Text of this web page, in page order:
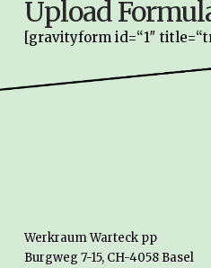
Upload
[gravityform id=“1″
Werkraum Warteck pp
Burgweg 7-15, CH-4058 Basel